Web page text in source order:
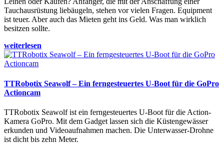
Tauchausrüstung liebäugeln, stehen vor vielen Fragen. Equipment
ist teuer. Aber auch das Mieten geht ins Geld. Was man wirklich
besitzen sollte.
weiterlesen
TTRobotix Seawolf – Ein ferngesteuertes U-Boot für die GoPro
Actioncam
TTRobotix Seawolf ist ein ferngesteuertes U-Boot für die Action-
Kamera GoPro. Mit dem Gadget lassen sich die Küstengewässer
erkunden und Videoaufnahmen machen. Die Unterwasser-Drohne
ist dicht bis zehn Meter.